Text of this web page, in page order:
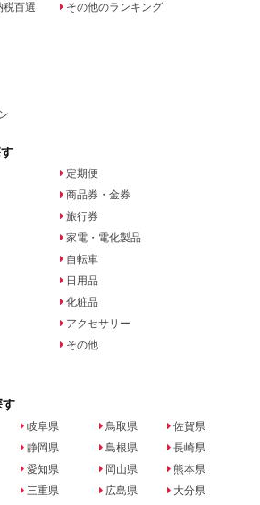
税百選
その他のランキング
定期便
商品券・金券
旅行券
家電・電化製品
自転車
日用品
化粧品
アクセサリー
その他
す
岐阜県
静岡県
愛知県
三重県
鳥取県
島根県
岡山県
広島県
佐賀県
長崎県
熊本県
大分県